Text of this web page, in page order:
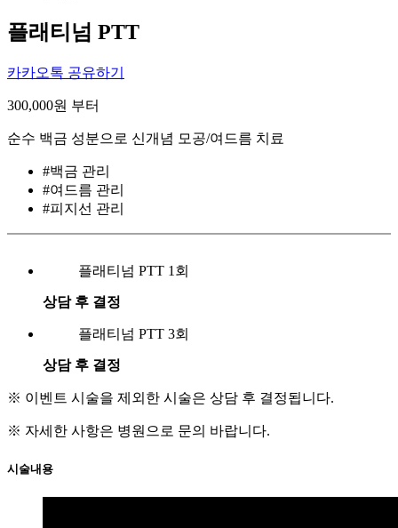
플래티넘 PTT
카카오톡 공유하기
300,000원 부터
순수 백금 성분으로 신개념 모공/여드름 치료
#백금 관리
#여드름 관리
#피지선 관리
플래티넘 PTT 1회
상담 후 결정
플래티넘 PTT 3회
상담 후 결정
※ 이벤트 시술을 제외한 시술은 상담 후 결정됩니다.
※ 자세한 사항은 병원으로 문의 바랍니다.
시술내용